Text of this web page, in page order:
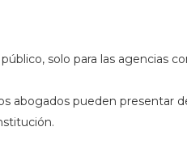
solo para las agencias
abogados pueden presentar